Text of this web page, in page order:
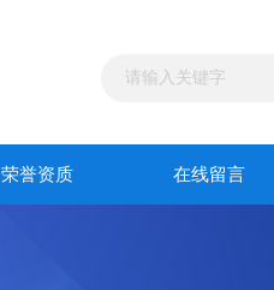
荣誉资质 在线留言